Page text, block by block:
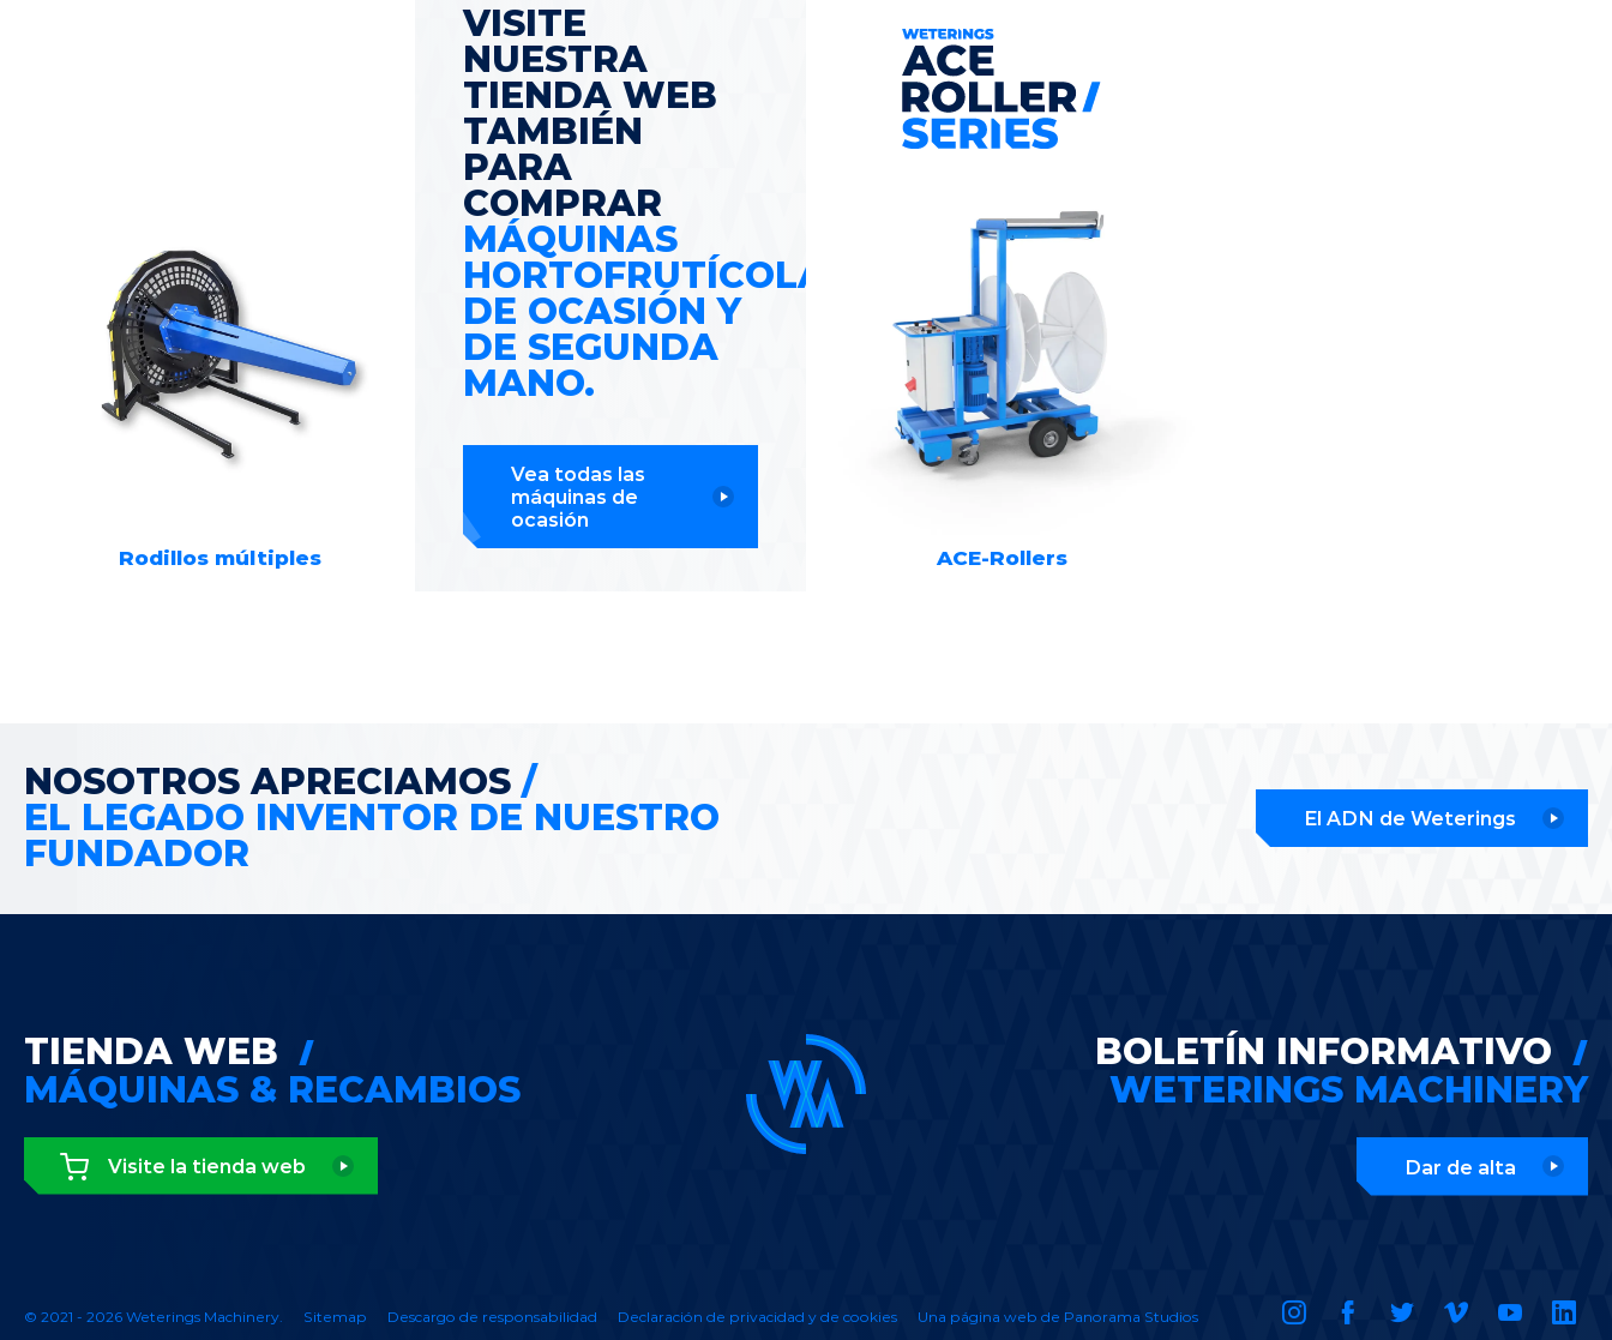
Rodillos múltiples
VISITE
NUESTRA
TIENDA WEB
TAMBIÉN
PARA
COMPRAR
MÁQUINAS
HORTOFRUTÍCOLAS
DE OCASIÓN Y
DE SEGUNDA
MANO.
Vea todas las
máquinas de
ocasión
ACE-Rollers
NOSOTROS APRECIAMOS /
EL LEGADO INVENTOR DE NUESTRO
FUNDADOR
El ADN de Weterings
TIENDA WEB
MÁQUINAS & RECAMBIOS
Visite la tienda web
BOLETÍN INFORMATIVO
WETERINGS MACHINERY
Dar de alta
© 2021 - 2026 Weterings Machinery. Sitemap Descargo de responsabilidad Declaración de privacidad y de cookies Una página web de Panorama Studios